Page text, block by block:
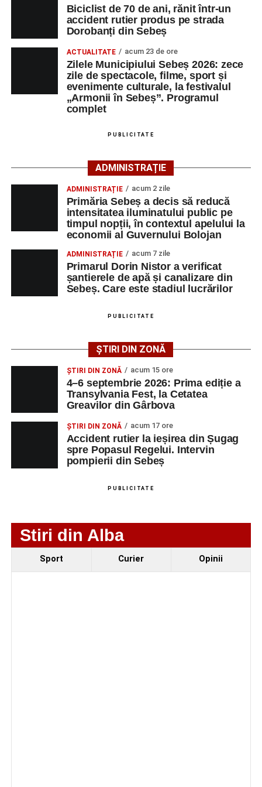
Pentru copii și tineri, festivalul propune jocuri și activități
recreative în mai multe zone ale municipiului – Răhău,
cartierul „Mihail Kogălniceanu”, Petrești și Parcul
Tineretului. Programul include spectacole pentru cei mici,
proiecții de film, petrecerea cu spumă și cea de-a treia
ediție a concursului MTB „Cicloaventurier de Sebeș”
care se va desfășura la Râpa Roșie.
Publicul adult va avea la dispoziție o serie de evenimente
artiști locali și salonul literar„Armonia artelor”
Festivalul va cuprinde și o seară dedicată tradițiilor
săsești, precum și un spectacol folcloric organizat în
memoria interpretului Felician Fărcașiu.
Printre momentele de atracție se numără spectacolul de
simfonic susținut în Grădina Muzeului Municipal „Ioan
Raica”, sub bagheta dirijoruluiRemus Grama, alături de
muzicieni români de prestigiu.
Și în acest an, pe scenă vor urca atât artiști consacrați, cât
cariere de succes în țară și în străinătate.
Festivalul include și o componentă cinematografică
importantă. Publicul va putea urmări mai multe producții
realizate cu implicarea producătoareiGabi Suciu
originară din Sebeș, prezentă de-a lungul timpului la
unele dintre cele mai importante festivaluri europene de
Un alt moment așteptat este show-ul susținut de
muzică electronică și un impresionant show de lasere în
Componenta sportivă a festivalului este reprezentată de
competiția„Cicloaventurier de Sebeș”
Sebeșului la fotbal
rezervată juniorilor și de debutul
oficial al echipeiCSM Sebeșîn fața propriilor suporteri.
Biciclist de 70 de ani, rănit într-un
accident rutier produs pe strada
Dorobanți din Sebeș
ACTUALITATE acum 23 de ore
Zilele Municipiului Sebeș 2026: zece
zile de spectacole, filme, sport și
evenimente culturale, la festivalul
„Armonii în Sebeș”. Programul
complet
PUBLICITATE
ADMINISTRAȚIE
ADMINISTRAȚIE acum 2 zile
Primăria Sebeș a decis să reducă
intensitatea iluminatului public pe
timpul nopții, în contextul apelului la
economii al Guvernului Bolojan
ADMINISTRAȚIE acum 7 zile
Primarul Dorin Nistor a verificat
șantierele de apă și canalizare din
Sebeș. Care este stadiul lucrărilor
PUBLICITATE
ȘTIRI DIN ZONĂ
ȘTIRI DIN ZONĂ acum 15 ore
4–6 septembrie 2026: Prima ediție a
Transylvania Fest, la Cetatea
Greavilor din Gârbova
ȘTIRI DIN ZONĂ acum 17 ore
Accident rutier la ieșirea din Șugag
spre Popasul Regelui. Intervin
pompierii din Sebeș
PUBLICITATE
Stiri din Alba
Sport Curier Opinii